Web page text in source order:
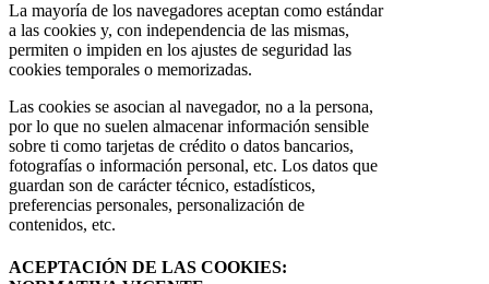
La mayoría de los navegadores aceptan como estándar
a las cookies y, con independencia de las mismas,
permiten o impiden en los ajustes de seguridad las
cookies temporales o memorizadas.
Las cookies se asocian al navegador, no a la persona,
por lo que no suelen almacenar información sensible
sobre ti como tarjetas de crédito o datos bancarios,
fotografías o información personal, etc. Los datos que
guardan son de carácter técnico, estadísticos,
preferencias personales, personalización de
contenidos, etc.
ACEPTACIÓN DE LAS COOKIES: